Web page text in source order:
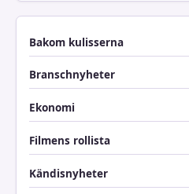
Bakom kulisserna
Branschnyheter
Ekonomi
Filmens rollista
Kändisnyheter